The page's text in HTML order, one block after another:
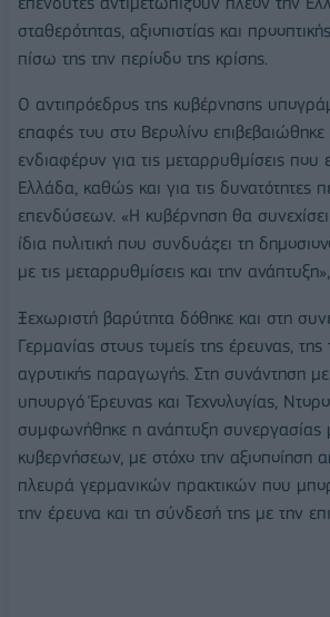
σταθερότητας, αξιοπιστίας και
πίσω της την περίοδο της κρίσης.
Ο αντιπρόεδρος της κυβέρνησης
επαφές του στο Βερολίνο
ενδιαφέρον για τις μεταρρυθμίσεις που
Ελλάδα, καθώς και για τις δυνατότητες
επενδύσεων. «Η κυβέρνηση θα
ίδια πολιτική που συνδυάζει τη
με τις μεταρρυθμίσεις και την
Ξεχωριστή βαρύτητα δόθηκε και στη
Γερμανίας στους τομείς της έρευνας, της
αγροτικής παραγωγής. Στη συνάντηση
υπουργό Έρευνας και Τεχνολογίας,
συμφωνήθηκε η ανάπτυξη συνεργασίας
κυβερνήσεων, με στόχο την αξιοποίηση
πλευρά γερμανικών πρακτικών που
την έρευνα και τη σύνδεσή της με την